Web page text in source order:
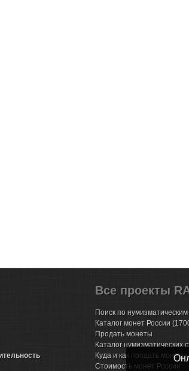
Все проекты
Поиск по
Каталог монет России
Продать монеты
Каталог нумизматических
Куда и как продать
Стоимость монет России